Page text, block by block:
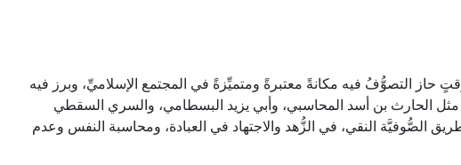
حاز التصوُّفُ فيه مكانةً معتبرةً ومتميِّزةً في المجتمع الإسلاميِّ، وبرز فيه
مثل الحارث بن أسد المحاسبي، وأبي يزيد البسطامي، والسري السقطي
الصُّوفيَّة النقي، في الزُّهد والاجتهاد في العبادة، ومحاسبة النفس وعدم